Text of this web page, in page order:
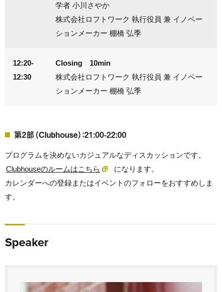
学者 小川さやか
株式会社ロフトワーク 執行役員 兼 イノベー
ションメーカー 棚橋 弘季
12:20-
12:30
Closing 10min
株式会社ロフトワーク 執行役員 兼 イノベー
ションメーカー 棚橋 弘季
第2部（Clubhouse）：21:00-22:00
プログラムを決めないカジュアルなディスカッションです。
Clubhouseのルームはこちら
になります。
カレンダーへの登録またはイベントのフォローをおすすめしま
す。
Speaker